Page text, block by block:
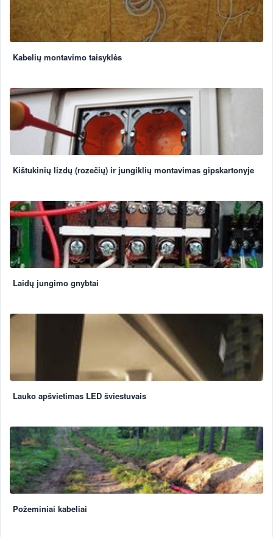
Kabelių montavimo taisyklės
Kištukinių lizdų (rozečių) ir jungiklių montavimas gipskartonyje
Laidų jungimo gnybtai
Lauko apšvietimas LED šviestuvais
Požeminiai kabeliai